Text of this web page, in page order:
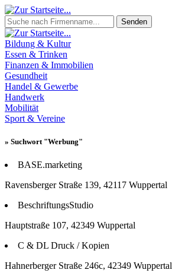
Senden
Bildung & Kultur
Essen & Trinken
Finanzen & Immobilien
Gesundheit
Handel & Gewerbe
Handwerk
Mobilität
Sport & Vereine
» Suchwort "Werbung"
BASE.marketing
Ravensberger Straße 139, 42117 Wuppertal
BeschriftungsStudio
Hauptstraße 107, 42349 Wuppertal
C & DL Druck / Kopien
Hahnerberger Straße 246c, 42349 Wuppertal